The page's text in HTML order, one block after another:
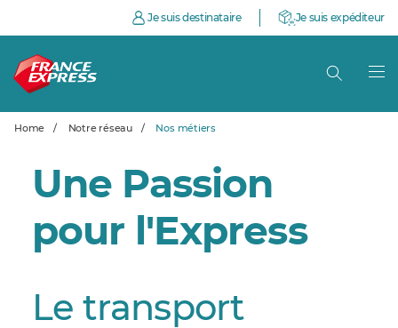
Je suis destinataire Je suis expéditeur
Home / Notre réseau / Nos métiers
Une Passion
pour l'Express
Le transport